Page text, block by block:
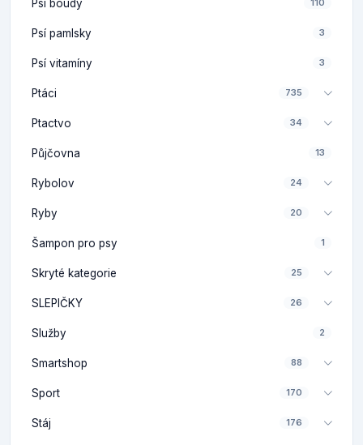
Psí boudy 110
Psí pamlsky 3
Psí vitamíny 3
Ptáci 735
Ptactvo 34
Půjčovna 13
Rybolov 24
Ryby 20
Šampon pro psy 1
Skryté kategorie 25
SLEPIČKY 26
Služby 2
Smartshop 88
Sport 170
Stáj 176